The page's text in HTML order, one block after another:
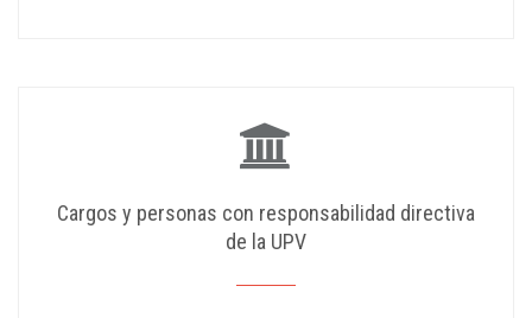
Cargos y personas con responsabilidad directiva
de la UPV